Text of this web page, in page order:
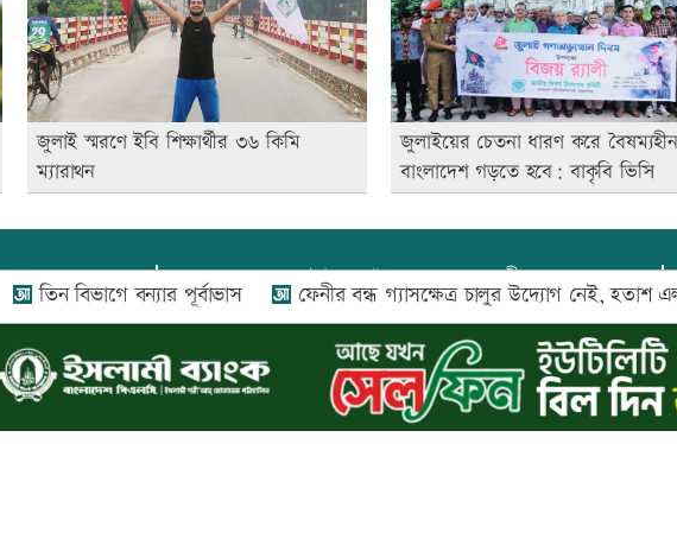
জুলাই স্মরণে ইবি শিক্ষার্থীর ৩৬ কিমি
ম্যারাথন
জুলাইয়ের চেতনা ধারণ করে বৈষম্যহীন
বাংলাদেশ গড়তে হবে: বাকৃবি ভিসি
প্রধান সম্পাদক:আফজাল বারী
প্রোমিতা আফরিন কর্তৃক সম্পাদিত ও প্রকাশিত
সি-৫০১, ৬ষ্ঠতলা, আল রাজী কমপ্লেক্স, ১৬৬-১৬৭
শহীদ সৈয়দ নজরুল ইসলাম সরণি, পুরানা পল্টন, ঢাকা-১০০০
তিন বিভাগে বন্যার পূর্বাভাস ফেনীর বন্ধ গ্যাসক্ষেত্র চালুর উদ্যোগ নেই, হতাশ